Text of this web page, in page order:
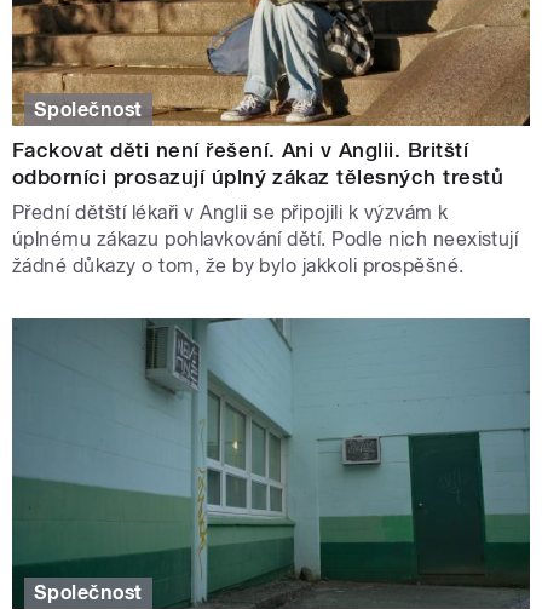
Společnost
Fackovat děti není řešení. Ani v Anglii. Britští
odborníci prosazují úplný zákaz tělesných trestů
Přední dětští lékaři v Anglii se připojili k výzvám k
úplnému zákazu pohlavkování dětí. Podle nich neexistují
žádné důkazy o tom, že by bylo jakkoli prospěšné.
Společnost